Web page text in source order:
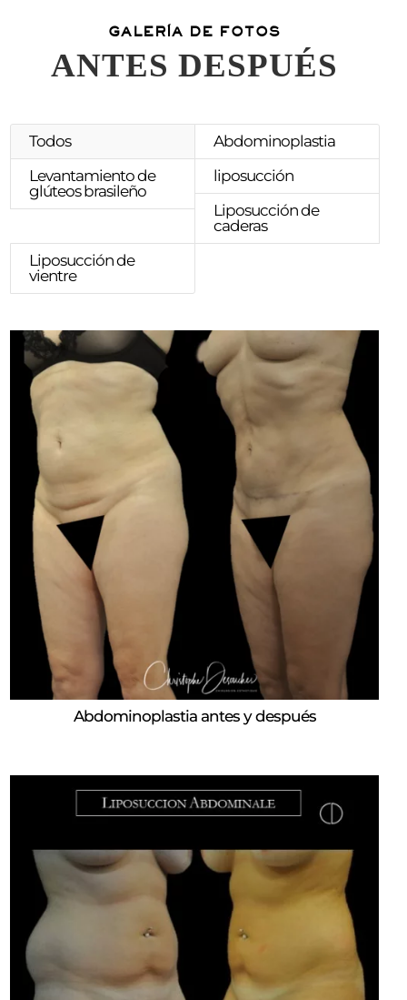
GALERÍA DE FOTOS
ANTES DESPUÉS
Todos
Abdominoplastia
Levantamiento de
glúteos brasileño
liposucción
Liposucción de
caderas
Liposucción de
vientre
Abdominoplastia antes y después